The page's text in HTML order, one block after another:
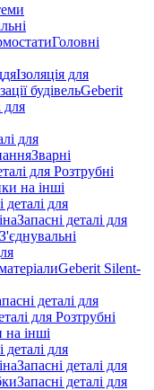
Головні
Ізоляція для
будівельGeberit
для
для
Зварні
для Розтрубні
на інші
деталі для
Запасні деталі для
З'єднувальні
Geberit Silent-
деталі для
для Розтрубні
на інші
деталі для
Запасні деталі для
Запасні деталі для